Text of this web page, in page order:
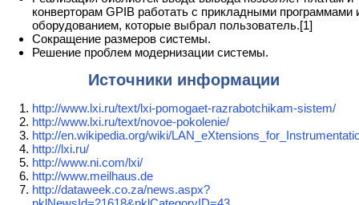
конверторам GPIB работать с прикладными программами
оборудованием, которые выбрал пользователь.[1]
Сокращение размеров системы.
Решение проблем модернизации системы.
Источники информации
http://www.lxi.ru/text/lxi-pomogaet-razrabotchikam-sistem/
http://www.lxi.ru/text/novoe-pokolenie/
http://en.wikipedia.org/wiki/
http://lxi.ru/
http://www.ni.com/lxi/
http://www.meilhaus.de
http://dataweek.co.za/news.aspx?